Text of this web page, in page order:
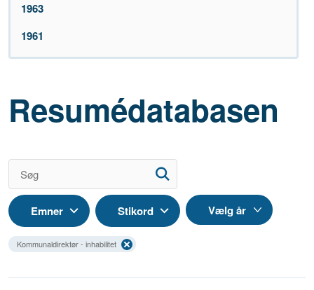
1963
1961
Resumédatabasen
Emner Stikord
Kommunaldirektør - inhabilitet